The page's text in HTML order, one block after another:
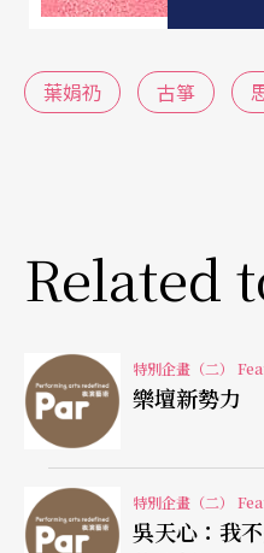
練再練。對她影響很大
老師張儷瓊，葉娟礽說
親愛老爸攜琴相伴，天涯
學音樂的小孩背後幾乎
音樂家的推手，都是父
娟礽亦不例外。南藝大
談：「國樂界有三個偉
蔡鎮宇和葉娟礽的父親
都入圍了兩廳院樂壇新
葉娟礽 古箏
Related
特別企畫（二）
樂壇新勢力
特別企畫（二）
吳天心：我